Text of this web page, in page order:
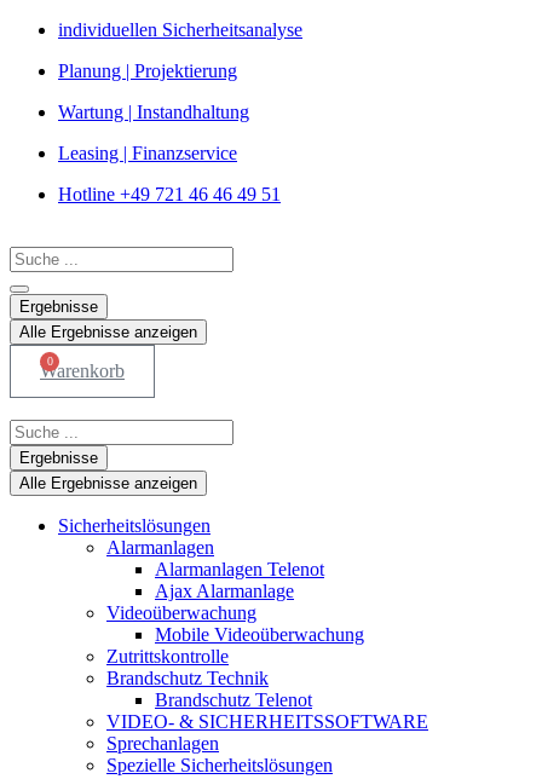
Zum
springen
individuellen Sicherheitsanalyse
Planung | Projektierung
Wartung | Instandhaltung
Leasing | Finanzservice
Hotline +49 721 46 46 49 51
Search
...
Ergebnisse
Alle Ergebnisse anzeigen
0
Warenkorb
Search
...Ergebnisse
Alle Ergebnisse anzeigen
Sicherheitslösungen
Alarmanlagen
Alarmanlagen Telenot
Ajax Alarmanlage
Videoüberwachung
Mobile Videoüberwachung
Zutrittskontrolle
Brandschutz Technik
Brandschutz Telenot
VIDEO- & SICHERHEITSSOFTWARE
Sprechanlagen
Spezielle Sicherheitslösungen